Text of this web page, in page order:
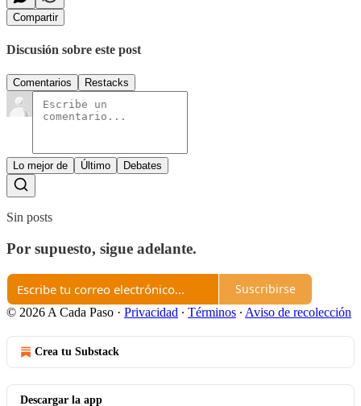
Compartir
Discusión sobre este post
Comentarios Restacks
Lo mejor de Último Debates
Sin posts
Por supuesto, sigue adelante.
Suscribirse
© 2026 A Cada Paso · Privacidad ∙ Términos ∙ Aviso de recolección
Crea tu Substack
Descargar la app